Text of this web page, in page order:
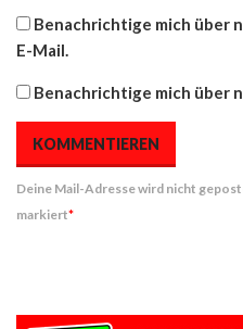
Benachrichtige mich über
E-Mail.
Benachrichtige mich über
Deine Mail-Adresse wird nicht
markiert*